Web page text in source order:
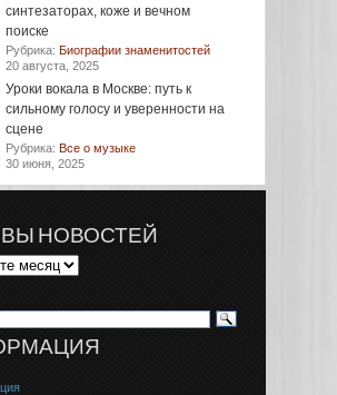
синтезаторах, коже и вечном
поиске
Рубрика: Биографии знаменитостей
20 августа, 2025
Уроки вокала в Москве: путь к
сильному голосу и уверенности на
сцене
Рубрика: Все о музыке
30 июня, 2025
НОВОСТЕЙ